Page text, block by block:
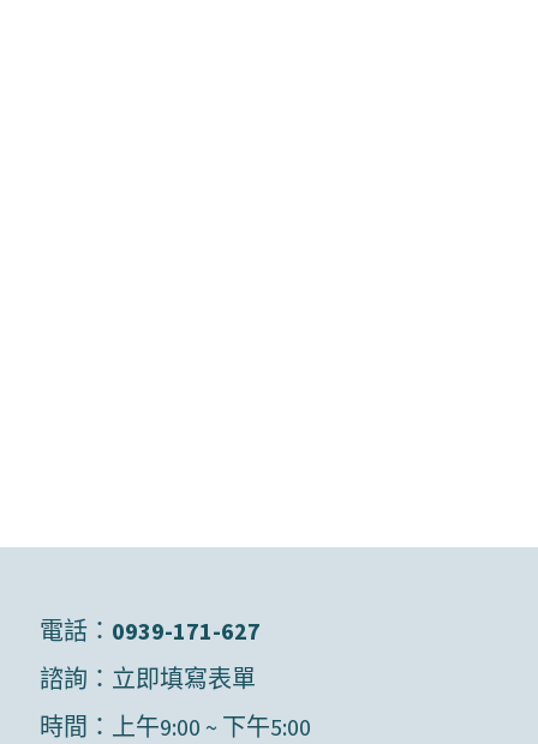
電話： 0939-171-627
諮詢： 立即填寫表單
時間：上午9:00 ~ 下午5:00